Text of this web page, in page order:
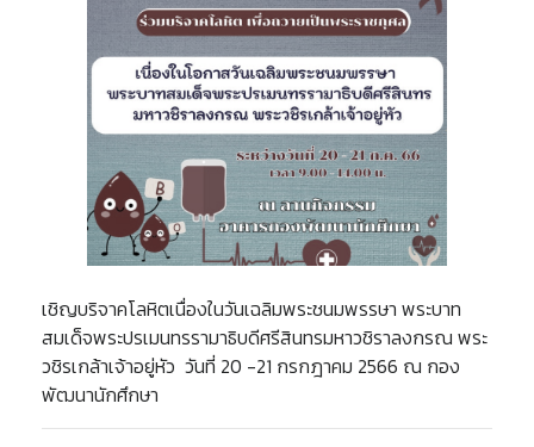
เชิญบริจาคโลหิตเนื่องในวันเฉลิมพระชนมพรรษา พระบาท
สมเด็จพระปรเมนทรรามาธิบดีศรีสินทรมหาวชิราลงกรณ พระ
วชิรเกล้าเจ้าอยู่หัว วันที่ 20 -21 กรกฎาคม 2566 ณ กอง
พัฒนานักศึกษา